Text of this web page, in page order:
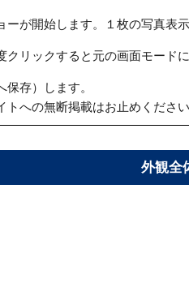
が開始します。１枚の写真表示
リックすると元の画面モードに
存）します。
への無断掲載はお止めください
外観全